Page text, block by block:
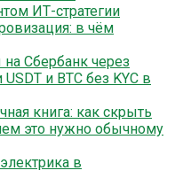
ИТ-стратегии
в чём
Сбербанк через
и BTC без KYC в
книга: как скрыть
это нужно обычному
в